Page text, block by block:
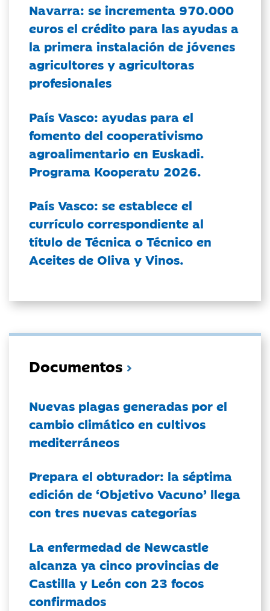
Navarra: se incrementa 970.000
euros el crédito para las ayudas a
la primera instalación de jóvenes
agricultores y agricultoras
profesionales
País Vasco: ayudas para el
fomento del cooperativismo
agroalimentario en Euskadi.
Programa Kooperatu 2026.
País Vasco: se establece el
currículo correspondiente al
título de Técnica o Técnico en
Aceites de Oliva y Vinos.
Documentos
Nuevas plagas generadas por el
cambio climático en cultivos
mediterráneos
Prepara el obturador: la séptima
edición de ‘Objetivo Vacuno’ llega
con tres nuevas categorías
La enfermedad de Newcastle
alcanza ya cinco provincias de
Castilla y León con 23 focos
confirmados